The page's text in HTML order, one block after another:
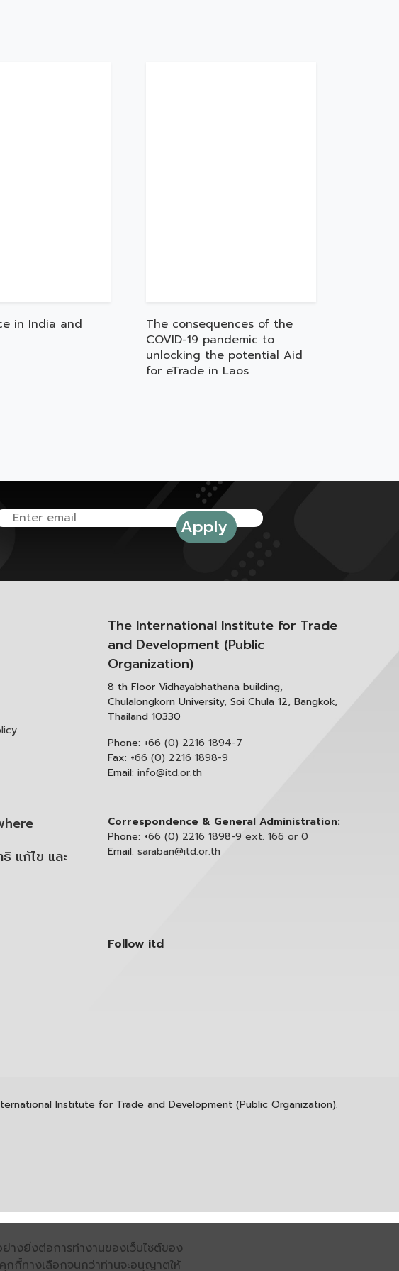
in India and
The consequences of the
COVID-19 pandemic to
unlocking the potential Aid
for eTrade in Laos
แก้ไข และ
The International Institute for Trade
and Development (Public
Organization)
8 th Floor Vidhayabhathana building,
Chulalongkorn University, Soi Chula 12, Bangkok,
Thailand 10330
Phone: +66 (0) 2216 1894-7
Fax: +66 (0) 2216 1898-9
Email: info@itd.or.th
Correspondence & General Administration:
Phone: +66 (0) 2216 1898-9 ext. 166 or 0
Email: saraban@itd.or.th
Follow itd
Institute for Trade and Development (Public Organization).
างยิ่งต่อการทำงานของเว็บไซต์ของ
กกี้ทางเลือกจนกว่าท่านจะอนุญาตให้